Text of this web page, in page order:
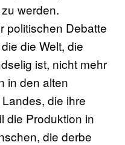
werden.
politischen Debatte
die Welt, die
ist, nicht mehr
in den alten
die ihre
die Produktion in
die derbe